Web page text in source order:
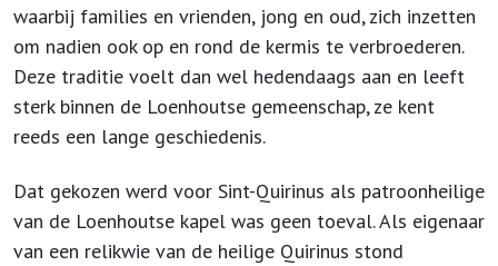
waarbij families en vrienden, jong en oud, zich inzetten
om nadien ook op en rond de kermis te verbroederen.
Deze traditie voelt dan wel hedendaags aan en leeft
sterk binnen de Loenhoutse gemeenschap, ze kent
reeds een lange geschiedenis.
Dat gekozen werd voor Sint-Quirinus als patroonheilige
van de Loenhoutse kapel was geen toeval. Als eigenaar
van een relikwie van de heilige Quirinus stond